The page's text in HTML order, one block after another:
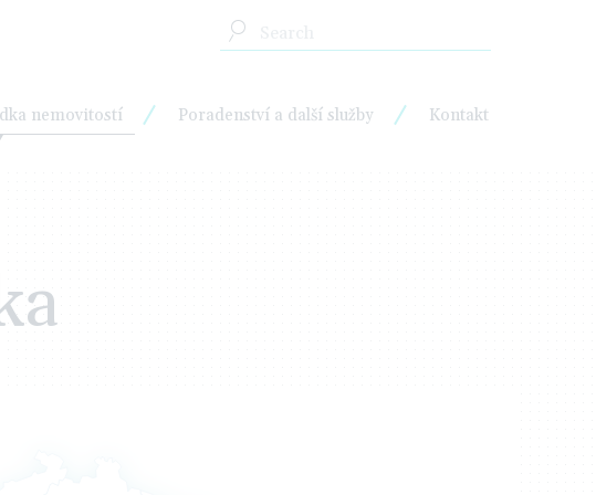
nemovitostí Poradenství a další služby Kontakt